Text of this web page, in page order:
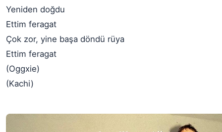
Yeniden doğdu
Ettim feragat
Çok zor, yine başa döndü rüya
Ettim feragat
(Oggxie)
(Kachi)